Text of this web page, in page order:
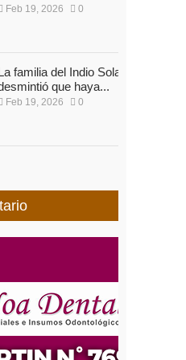
Feb 19, 2026 0
familia del Indio Solari
que haya...
Feb 19, 2026 0